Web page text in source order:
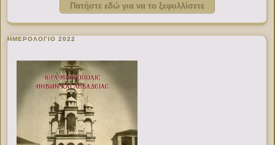
Πατήστε εδώ για να το ξεφυλλίσετε
ΗΜΕΡΟΛΟΓΙΟ 2022